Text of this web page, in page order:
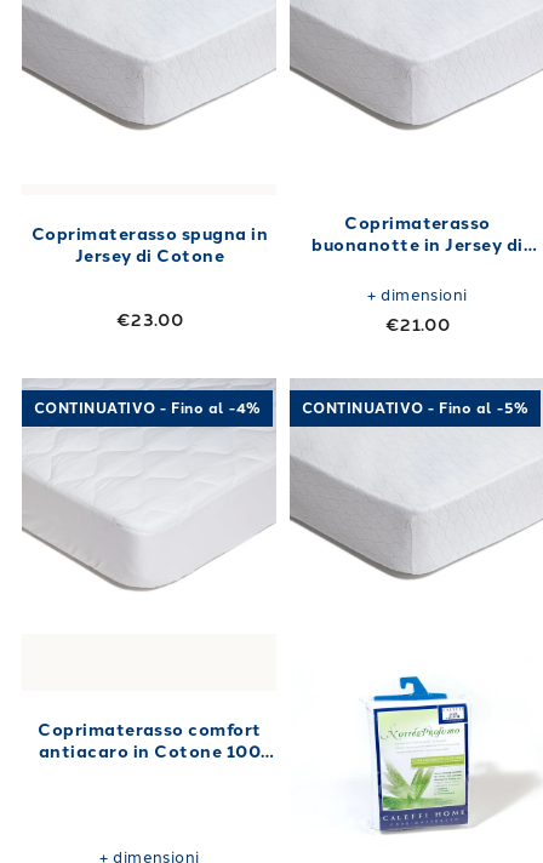
Coprimaterasso spugna in
Jersey di Cotone
€23.00
Coprimaterasso
buonanotte in Jersey di
€21.00
+dimensioni
Link to "Coprimaterasso comfort antiacaro
CONTINUATIVO - Fino al -4%
Coprimaterasso comfort
antiacaro in Cotone 100
+dimensioni
Link to "
CONTINUATIVO - Fino al -5%